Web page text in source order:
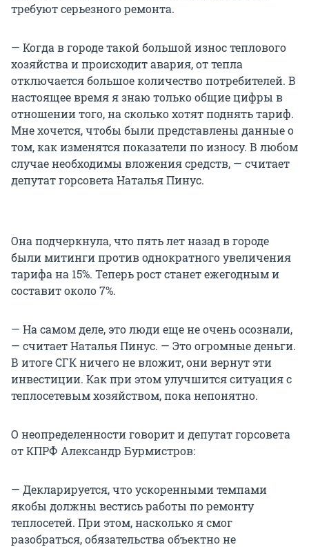
требуют серьезного ремонта.
— Когда в городе такой большой износ теплового
хозяйства и происходит авария, от тепла
отключается большое количество потребителей. В
настоящее время я знаю только общие цифры в
отношении того, на сколько хотят поднять тариф.
Мне хочется, чтобы были представлены данные о
том, как изменятся показатели по износу. В любом
случае необходимы вложения средств, — считает
депутат горсовета Наталья Пинус.
Она подчеркнула, что пять лет назад в городе
были митинги против однократного увеличения
тарифа на 15%. Теперь рост станет ежегодным и
составит около 7%.
— На самом деле, это люди еще не очень осознали,
— считает Наталья Пинус. — Это огромные деньги.
В итоге СГК ничего не вложит, они вернут эти
инвестиции. Как при этом улучшится ситуация с
теплосетевым хозяйством, пока непонятно.
О неопределенности говорит и депутат горсовета
от КПРФ Александр Бурмистров:
— Декларируется, что ускоренными темпами
якобы должны вестись работы по ремонту
теплосетей. При этом, насколько я смог
разобраться, обязательства объектно не